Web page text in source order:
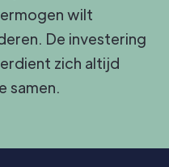
wilt
De investering
zich altijd
samen.